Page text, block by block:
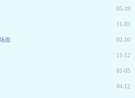
05-19
11-03
面 02-10
11-12
01-05
04-12